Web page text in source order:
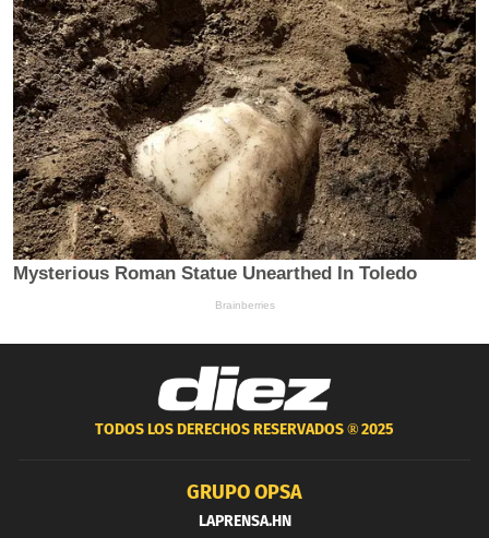
TODOS LOS DERECHOS RESERVADOS ®2025
GRUPO OPSA
LAPRENSA.HN